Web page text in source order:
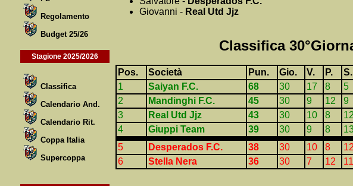
Regolamento
Budget 25/26
Stagione 2025/2026
Classifica
Calendario And.
Calendario Rit.
Coppa Italia
Supercoppa
Giovanni - Real Utd Jjz
Classifica
Pos. Società Pun. Gio. V. P. S.
1
Saiyan F.C. 68 30 17 8 5
2
Mandinghi F.C. 45 30 9 12 9
3
Real Utd Jjz 43 30 10 8 12
4
Giuppi Team 39 30 9 8
5
Desperados F.C. 38 30 10 8 12
6
Stella Nera 36 30 7 12 11